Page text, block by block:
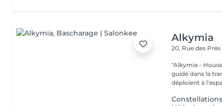
Alkymia
20, Rue des Prés
"Alkymia - House of
guidé dans la
déploient à